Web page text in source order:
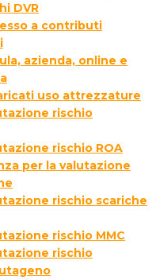
DVR
a contributi
azienda, online e
uso attrezzature
rischio
rischio ROA
per la valutazione
rischio scariche
rischio MMC
rischio